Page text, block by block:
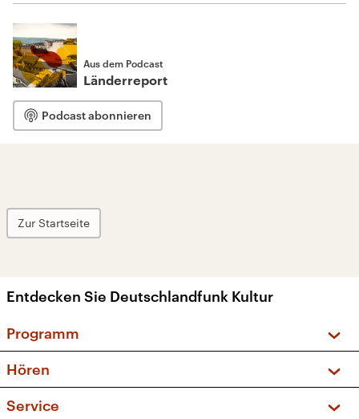
Aus dem Podcast
Länderreport
Podcast abonnieren
Zur Startseite
Entdecken Sie Deutschlandfunk Kultur
Programm
Sendungen und Podcasts
Musikliste
Hören
Service